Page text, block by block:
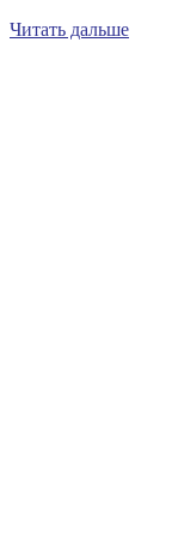
Читать дальше